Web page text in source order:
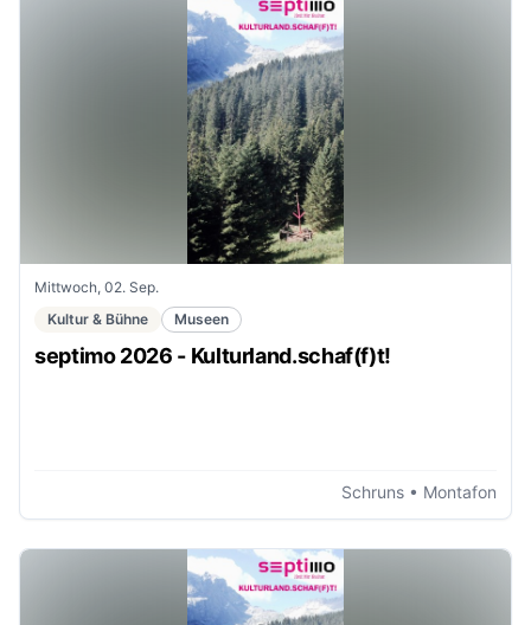
Mittwoch, 02. Sep.
Kultur & Bühne
Museen
septimo 2026 - Kulturland.schaf(f)t!
Schruns • Montafon